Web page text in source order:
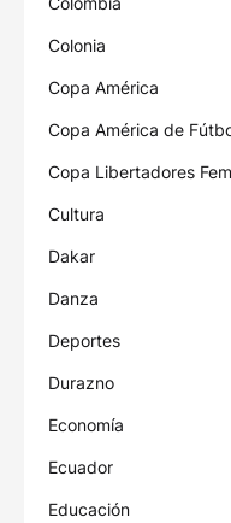
Colonia
Copa América
Copa América de
Copa Libertadores
Cultura
Dakar
Danza
Deportes
Durazno
Economía
Ecuador
Educación